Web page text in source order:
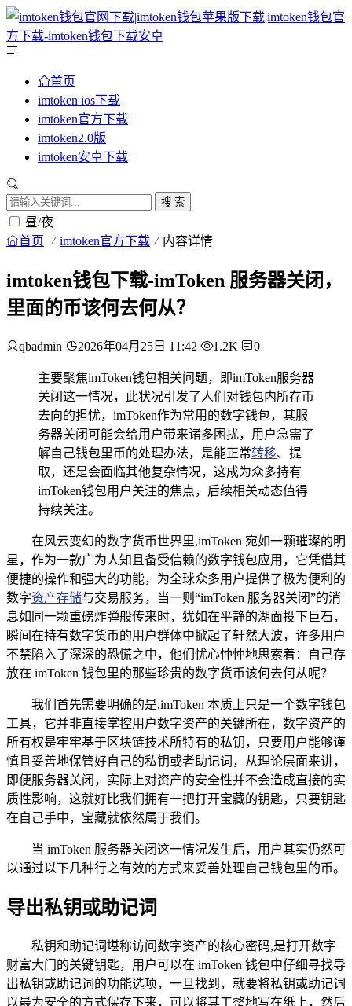
首页
imtoken ios下载
imtoken官方下载
imtoken2.0版
imtoken安卓下载
搜 索
昼/夜
首页 imtoken官方下载 内容详情
imtoken钱包下载-imToken 服务器关闭，
里面的币该何去何从？
qbadmin 2026年04月25日 11:42 1.2K 0
主要聚焦imToken钱包相关问题，即imToken服务器
关闭这一情况，此状况引发了人们对钱包内所存币
去向的担忧，imToken作为常用的数字钱包，其服
务器关闭可能会给用户带来诸多困扰，用户急需了
解自己钱包里币的处理办法，是能正常转移、提
取，还是会面临其他复杂情况，这成为众多持有
imToken钱包用户关注的焦点，后续相关动态值得
持续关注。
在风云变幻的数字货币世界里,imToken 宛如一颗璀璨的明
星，作为一款广为人知且备受信赖的数字钱包应用，它凭借其
便捷的操作和强大的功能，为全球众多用户提供了极为便利的
数字资产存储与交易服务，当一则“imToken 服务器关闭”的消
息如同一颗重磅炸弹般传来时，犹如在平静的湖面投下巨石，
瞬间在持有数字货币的用户群体中掀起了轩然大波，许多用户
不禁陷入了深深的恐慌之中，他们忧心忡忡地思索着：自己存
放在 imToken 钱包里的那些珍贵的数字货币该何去何从呢？
我们首先需要明确的是,imToken 本质上只是一个数字钱包
工具，它并非直接掌控用户数字资产的关键所在，数字资产的
所有权是牢牢基于区块链技术所特有的私钥，只要用户能够谨
慎且妥善地保管好自己的私钥或者助记词，从理论层面来讲，
即便服务器关闭，实际上对资产的安全性并不会造成直接的实
质性影响，这就好比我们拥有一把打开宝藏的钥匙，只要钥匙
在自己手中，宝藏就依然属于我们。
当 imToken 服务器关闭这一情况发生后，用户其实仍然可
以通过以下几种行之有效的方式来妥善处理自己钱包里的币。
导出私钥或助记词
私钥和助记词堪称访问数字资产的核心密码,是打开数字
财富大门的关键钥匙，用户可以在 imToken 钱包中仔细寻找导
出私钥或助记词的功能选项，一旦找到，就要将私钥或助记词
以最为安全的方式保存下来，可以将其工整地写在纸上，然后